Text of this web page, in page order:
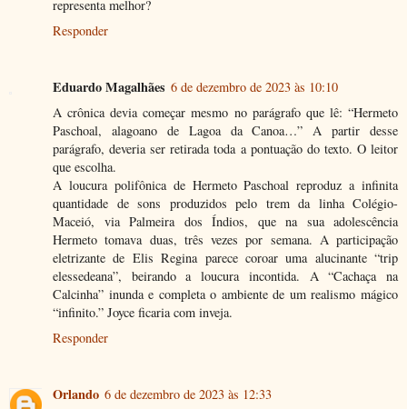
representa melhor?
Responder
Eduardo Magalhães 6 de dezembro de 2023 às 10:10
A crônica devia começar mesmo no parágrafo que lê: “Hermeto
Paschoal, alagoano de Lagoa da Canoa…” A partir desse
parágrafo, deveria ser retirada toda a pontuação do texto. O leitor
que escolha.
A loucura polifônica de Hermeto Paschoal reproduz a infinita
quantidade de sons produzidos pelo trem da linha Colégio-
Maceió, via Palmeira dos Índios, que na sua adolescência
Hermeto tomava duas, três vezes por semana. A participação
eletrizante de Elis Regina parece coroar uma alucinante “trip
elessedeana”, beirando a loucura incontida. A “Cachaça na
Calcinha” inunda e completa o ambiente de um realismo mágico
“infinito.” Joyce ficaria com inveja.
Responder
Orlando 6 de dezembro de 2023 às 12:33